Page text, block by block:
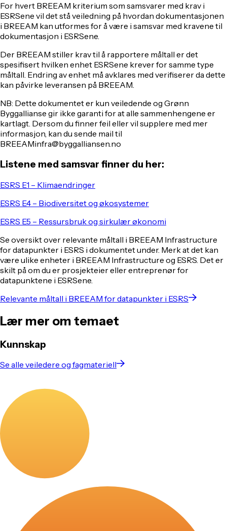
For hvert BREEAM kriterium som samsvarer med krav i
ESRSene vil det stå veiledning på hvordan dokumentasjonen
i BREEAM kan utformes for å være i samsvar med kravene til
dokumentasjon i ESRSene.
Der BREEAM stiller krav til å rapportere måltall er det
spesifisert hvilken enhet ESRSene krever for samme type
måltall. Endring av enhet må avklares med verifiserer da dette
kan påvirke leveransen på BREEAM.
NB: Dette dokumentet er kun veiledende og Grønn
Byggallianse gir ikke garanti for at alle sammenhengene er
kartlagt. Dersom du finner feil eller vil supplere med mer
informasjon, kan du sende mail til
BREEAMinfra@byggalliansen.no
Listene med samsvar finner du her:
ESRS E1 – Klimaendringer
ESRS E4 – Biodiversitet og økosystemer
ESRS E5 – Ressursbruk og sirkulær økonomi
Se oversikt over relevante måltall i BREEAM Infrastructure
for datapunkter i ESRS i dokumentet under. Merk at det kan
være ulike enheter i BREEAM Infrastructure og ESRS. Det er
skilt på om du er prosjekteier eller entreprenør for
datapunktene i ESRSene.
Relevante måltall i BREEAM for datapunkter i ESRS
Lær mer om temaet
Kunnskap
Se alle veiledere og fagmateriell